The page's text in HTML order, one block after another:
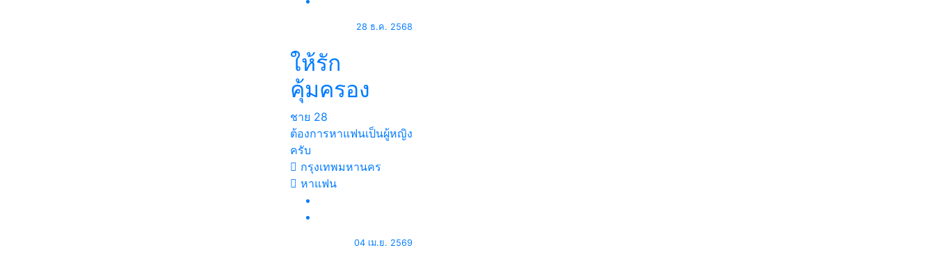
28 ธ.ค. 2568
ให้รัก
คุ้มครอง
ชาย 28
ต้องการหาแฟนเป็นผู้หญิง
ครับ
กรุงเทพมหานคร
หาแฟน
04 เม.ย. 2569